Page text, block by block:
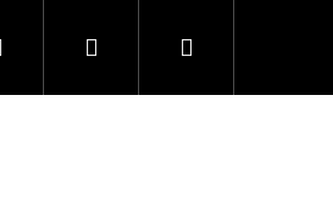
Hledat PřihlášeníNákupní